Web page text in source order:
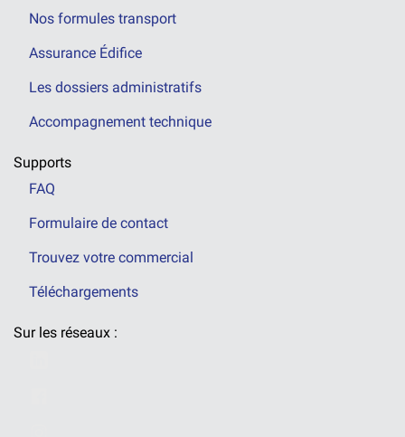
Nos formules transport
Assurance Édifice
Les dossiers administratifs
Accompagnement technique
Supports
FAQ
Formulaire de contact
Trouvez votre commercial
Téléchargements
Sur les réseaux :